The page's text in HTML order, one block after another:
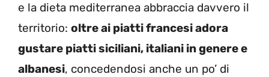
e la dieta mediterranea abbraccia davvero il
territorio: oltre ai piatti francesi adora
gustare piatti siciliani, italiani in genere e
albanesi, concedendosi anche un po’ di